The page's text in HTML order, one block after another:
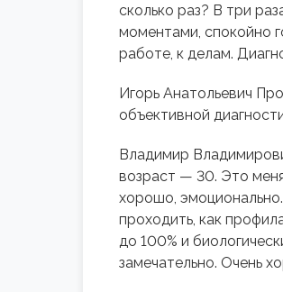
сколько раз? В три
моментами, спокойно
работе, к делам.
Игорь Анатольевич
объективной
Владимир
возраст — 30. Это
хорошо,
проходить, как
до 100% и
замечательно. Очень